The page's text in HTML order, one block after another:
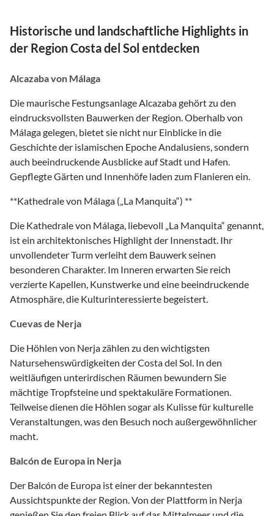
Historische und landschaftliche Highlights in
der Region Costa del Sol entdecken
Alcazaba von Málaga
Die maurische Festungsanlage Alcazaba gehört zu den
eindrucksvollsten Bauwerken der Region. Oberhalb von
Málaga gelegen, bietet sie nicht nur Einblicke in die
Geschichte der islamischen Epoche Andalusiens, sondern
auch beeindruckende Ausblicke auf Stadt und Hafen.
Gepflegte Gärten und Innenhöfe laden zum Flanieren ein.
**Kathedrale von Málaga („La Manquita“) **
Die Kathedrale von Málaga, liebevoll „La Manquita“ genannt,
ist ein architektonisches Highlight der Innenstadt. Ihr
unvollendeter Turm verleiht dem Bauwerk seinen
besonderen Charakter. Im Inneren erwarten Sie reich
verzierte Kapellen, Kunstwerke und eine beeindruckende
Atmosphäre, die Kulturinteressierte begeistert.
Cuevas de Nerja
Die Höhlen von Nerja zählen zu den wichtigsten
Natursehenswürdigkeiten der Costa del Sol. In den
weitläufigen unterirdischen Räumen bewundern Sie
mächtige Tropfsteine und spektakuläre Formationen.
Teilweise dienen die Höhlen sogar als Kulisse für kulturelle
Veranstaltungen, was den Besuch noch außergewöhnlicher
macht.
Balcón de Europa in Nerja
Der Balcón de Europa ist einer der bekanntesten
Aussichtspunkte der Region. Von der Plattform in Nerja